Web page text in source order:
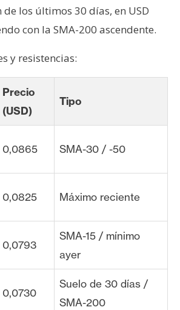
los últimos 30 días, en USD
con la SMA-200 ascendente.
y resistencias:
Precio
(USD)
Tipo
0,0865 SMA-30 / -50
0,0825 Máximo reciente
0,0793
SMA-15 / mínimo
ayer
0,0730
Suelo de 30 días /
SMA-200